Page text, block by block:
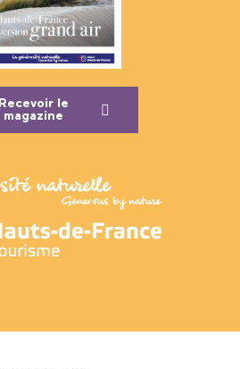
Recevoir le
magazine